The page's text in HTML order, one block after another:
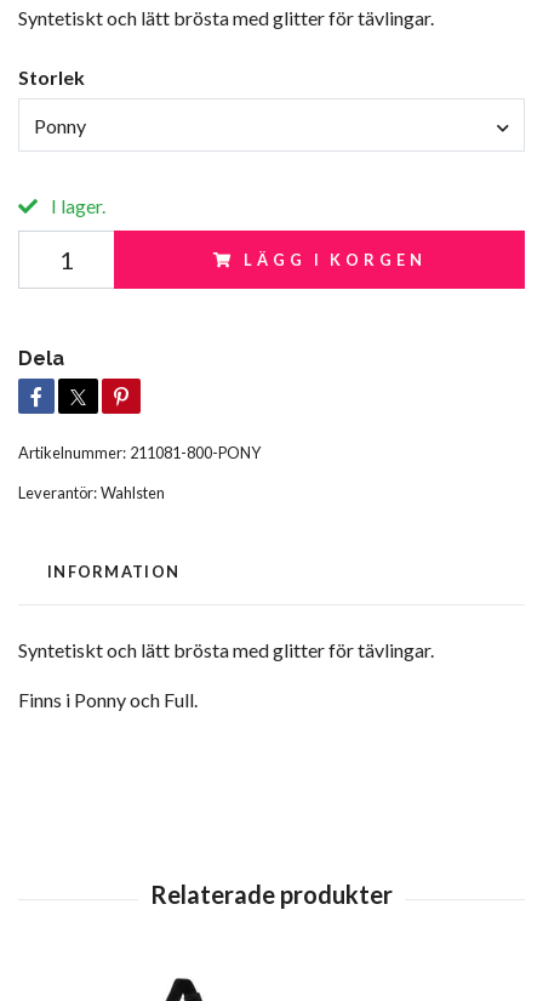
Syntetiskt och lätt brösta med glitter för tävlingar.
Storlek
Ponny
I lager.
LÄGG I KORGEN
Dela
Artikelnummer: 211081-800-PONY
Leverantör:Wahlsten
INFORMATION
Syntetiskt och lätt brösta med glitter för tävlingar.
Finns i Ponny och Full.